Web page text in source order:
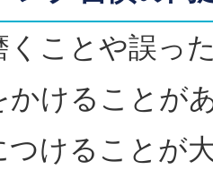
くことや誤っ
かけることが
つけることが